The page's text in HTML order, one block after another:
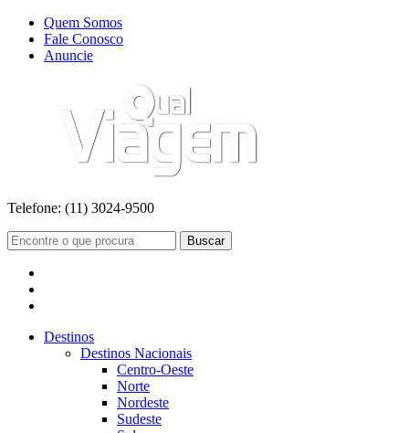
Quem Somos
Fale Conosco
Anuncie
Telefone: (11) 3024-9500
Buscar
Destinos
Destinos Nacionais
Centro-Oeste
Norte
Nordeste
Sudeste